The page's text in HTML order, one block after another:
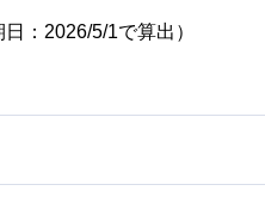
日：2026/5/1で算出）